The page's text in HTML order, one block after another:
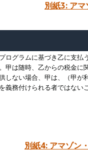
別紙3: ア
ログラムに基づき乙に支
甲は随時、乙からの税金
しない場合、甲は、（甲
義務付けられる者ではな
別紙4: アマゾン